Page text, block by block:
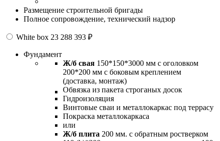
Размещение строительной бригады
Полное сопровождение, технический надзор
White box 23 288 393 ₽
Фундамент
Ж/б свая 150*150*3000 мм с оголовком
200*200 мм с боковым креплением
(доставка, монтаж)
Обвязка из пакета строганых досок
Гидроизоляция
Винтовые сваи и металлокаркас под террасу
Покраска металлокаркаса
или
Ж/б плита 200 мм. с обратным ростверком